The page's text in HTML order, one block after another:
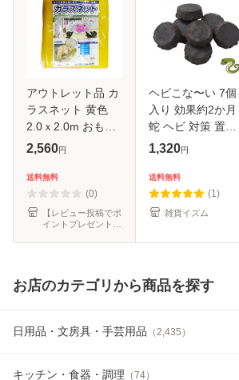
アウトレット品 カ
ラスネット 黄色
2.0ｘ2.0m おもり
入り 網4ミリ目 1
防鳥ネット ゴミ置
き場 カラス対策 カ
ラスよけ
2,560円
送料無料
(0)
【レビュー投稿でポ
イントプレゼント】
ヘビこな〜い 7個
入り 効果約2か月
蛇 ヘビ 対策 置く
だけ簡単 忌避 蛇避
1,320円
送料無料
(1)
雑貨イズム
お店のカテゴリから商品を探す
日用品・文房具・手芸用品 （2,435 ）
キッチン・食器・調理 （74）